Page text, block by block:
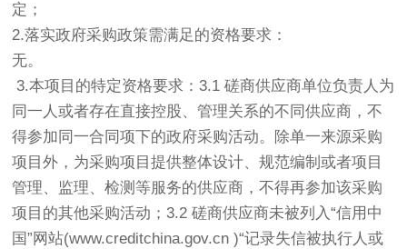
定；
2.落实政府采购政策需满足的资格要求：
无。
3.本项目的特定资格要求：3.1 磋商供应商单位负责人为
同一人或者存在直接控股、管理关系的不同供应商，不
得参加同一合同项下的政府采购活动。除单一来源采购
项目外，为采购项目提供整体设计、规范编制或者项目
管理、监理、检测等服务的供应商，不得再参加该采购
项目的其他采购活动；3.2 磋商供应商未被列入“信用中
国”网站(www.creditchina.gov.cn )“记录失信被执行人或